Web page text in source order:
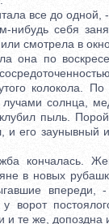
все до одной, -
себя
смотрела в
по
колокола.
солнца,
пыль.
и его
кончалась.
в новых
впереди,
ворот
и те же, допоздна